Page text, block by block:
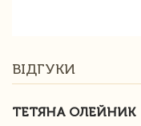
ВІДГУКИ
ТЕТЯНА ОЛЕЙНИК